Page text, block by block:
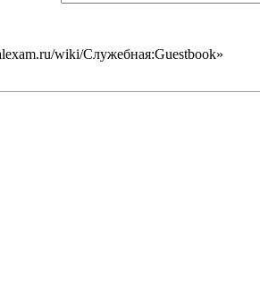
wiki/Служебная:Guestbook»